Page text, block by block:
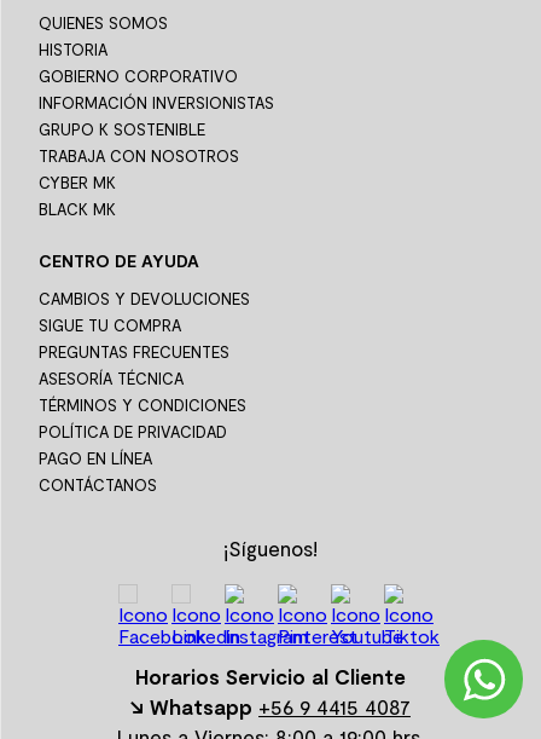
QUIENES SOMOS
HISTORIA
GOBIERNO CORPORATIVO
INFORMACIÓN INVERSIONISTAS
GRUPO K SOSTENIBLE
TRABAJA CON NOSOTROS
CYBER MK
BLACK MK
CENTRO DE AYUDA
CAMBIOS Y DEVOLUCIONES
SIGUE TU COMPRA
PREGUNTAS FRECUENTES
ASESORÍA TÉCNICA
TÉRMINOS Y CONDICIONES
POLÍTICA DE PRIVACIDAD
PAGO EN LÍNEA
CONTÁCTANOS
¡Síguenos!
Horarios Servicio al Cliente
↘ Whatsapp +56 9 4415 4087